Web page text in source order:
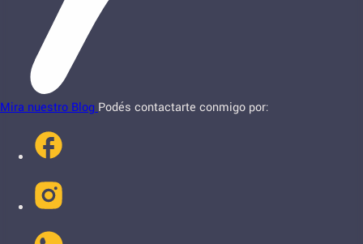
Mira nuestro Blog Podés contactarte conmigo por: